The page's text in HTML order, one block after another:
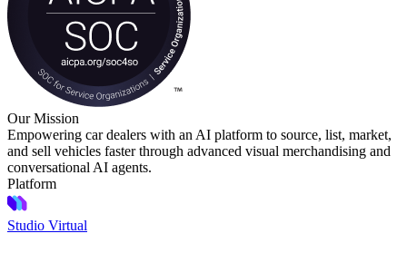
Our Mission
Empowering car dealers with an AI platform to source, list, market,
and sell vehicles faster through advanced visual merchandising and
conversational AI agents.
Platform
Studio Virtual